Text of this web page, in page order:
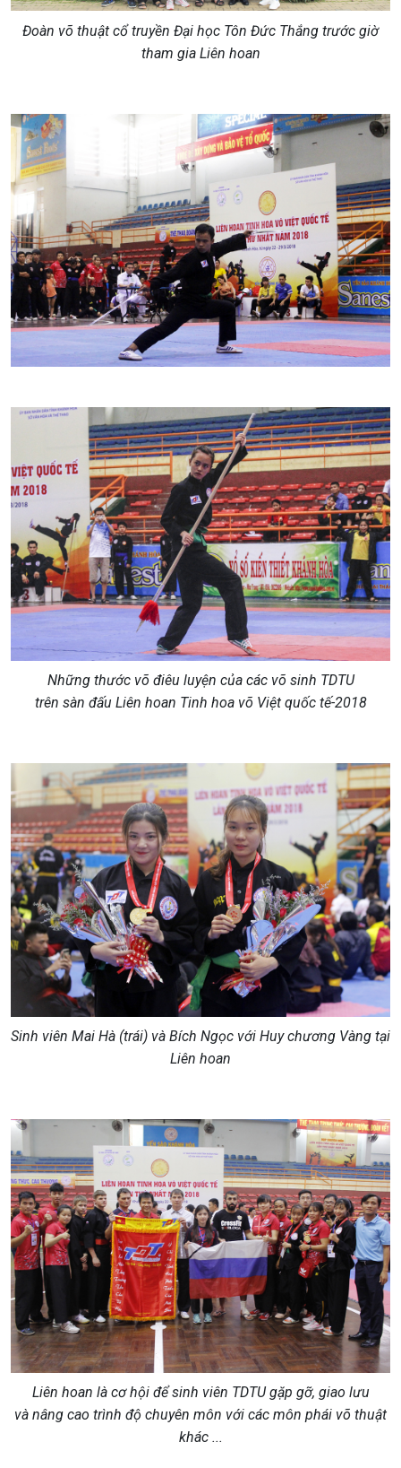
Đoàn võ thuật cổ truyền Đại học Tôn Đức Thắng trước giờ
tham gia Liên hoan
Những thước võ điêu luyện của các võ sinh TDTU
trên sàn đấu Liên hoan Tinh hoa võ Việt quốc tế-2018
Sinh viên Mai Hà (trái) và Bích Ngọc với Huy chương Vàng tại
Liên hoan
Liên hoan là cơ hội để sinh viên TDTU gặp gỡ, giao lưu
và nâng cao trình độ chuyên môn với các môn phái võ thuật
khác ...